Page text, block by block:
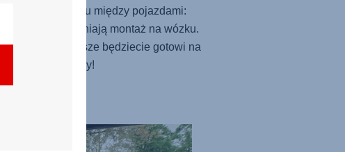
przy przenoszeniu między pojazdami:
adaptery usprawniają montaż na wózku.
Dzięki temu zawsze będziecie gotowi na
cały dzień zabawy!